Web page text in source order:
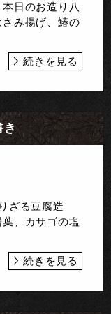
日のお造り八
み揚げ、鰆の
続きを見る
き
る豆腐造
、カサゴの塩
続きを見る